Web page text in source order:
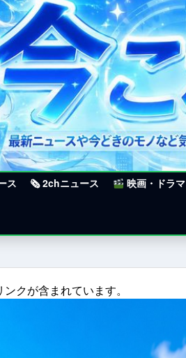
ス 🗞 2chニュース 映画・ドラマ
クが含まれています。